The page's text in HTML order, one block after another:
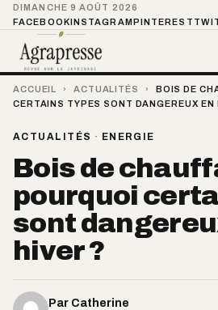
DIMANCHE 9 AOÛT 2026
FACEBOOKINSTAGRAMPINTEREST
ACCUEIL › ACTUALITÉS ›
BOIS DE
CERTAINS TYPES SONT DANGEREUX EN
ACTUALITÉS · ENERGIE
Bois de
pourquoi
sont
hiver ?
Par Catherine